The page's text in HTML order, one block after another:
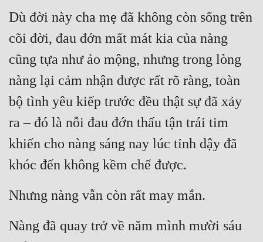
Tiểu Thuyết
Trinh Thám
Triều Đấu
Trùng Sinh
Trọng Sinh
Tu Tiên
Võ Hiệp
Dù đời này cha mẹ đã không còn sống trên
cõi đời, đau đớn mất mát kia của nàng
cũng tựa như ảo mộng, nhưng trong lòng
nàng lại cảm nhận được rất rõ ràng, toàn
bộ tình yêu kiếp trước đều thật sự đã xảy
ra – đó là nỗi đau đớn thấu tận trái tim
khiến cho nàng sáng nay lúc tỉnh dậy đã
khóc đến không kềm chế được.
Nhưng nàng vẫn còn rất may mắn.
Nàng đã quay trở về năm mình mười sáu